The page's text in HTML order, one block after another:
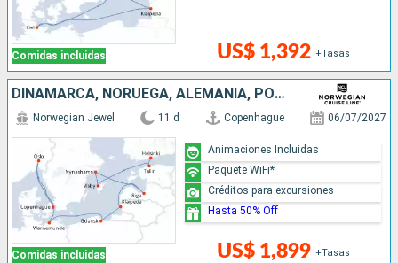
Comidas incluidas US$ 1,392 +Tasas
DINAMARCA, NORUEGA, ALEMANIA, POLONIA, LITUANIA, LETONIA, SUECIA, ESTONIA, FINLANDIA
Comidas incluidas
Norwegian Jewel 11 d Copenhague 06/07/2027
US$ 1,899 +Tasas
Animaciones Incluidas
Paquete WiFi*
Créditos para excursiones
Hasta 50% Off